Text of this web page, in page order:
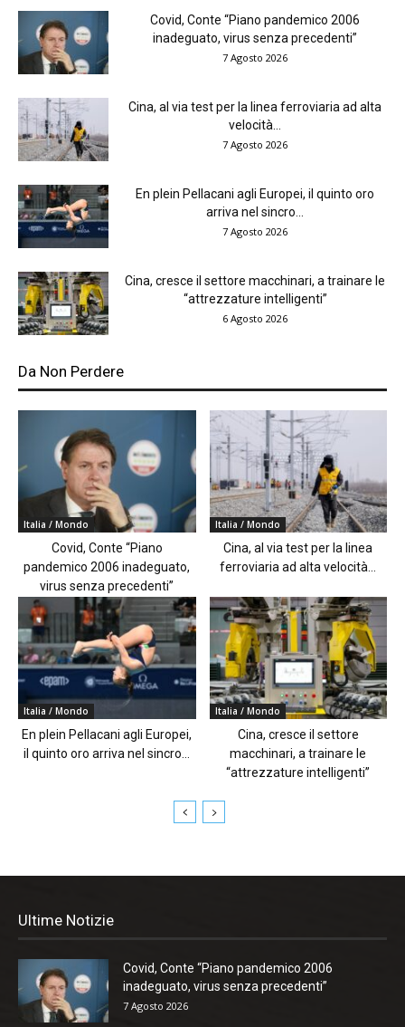
Covid, Conte “Piano pandemico 2006
inadeguato, virus senza precedenti”
7 Agosto 2026
Cina, al via test per la linea ferroviaria ad alta
velocità...
7 Agosto 2026
En plein Pellacani agli Europei, il quinto oro
arriva nel sincro...
7 Agosto 2026
Cina, cresce il settore macchinari, a trainare le
“attrezzature intelligenti”
6 Agosto 2026
Da Non Perdere
Italia / Mondo
Covid, Conte “Piano
pandemico 2006 inadeguato,
virus senza precedenti”
Italia / Mondo
Cina, al via test per la linea
ferroviaria ad alta velocità...
Italia / Mondo
En plein Pellacani agli Europei,
il quinto oro arriva nel sincro...
Italia / Mondo
Cina, cresce il settore
macchinari, a trainare le
“attrezzature intelligenti”
Ultime Notizie
Covid, Conte “Piano pandemico 2006
inadeguato, virus senza precedenti”
7 Agosto 2026